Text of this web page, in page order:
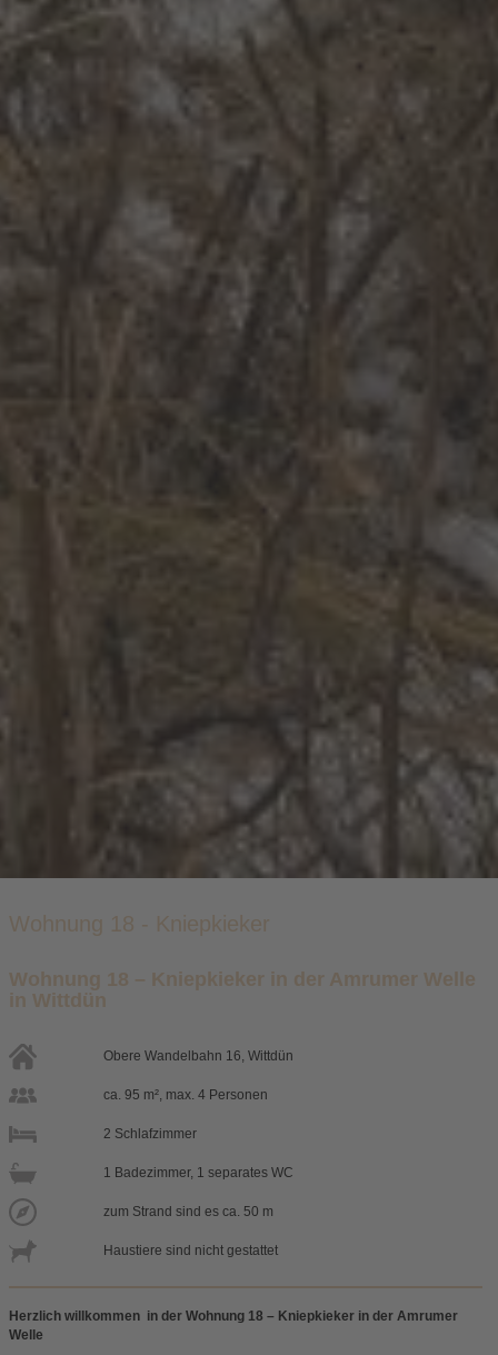
Wohnung 18 - Kniepkieker
Wohnung 18 – Kniepkieker in der Amrumer Welle
in Wittdün
Obere Wandelbahn 16, Wittdün
ca. 95 m², max. 4 Personen
2 Schlafzimmer
1 Badezimmer, 1 separates WC
zum Strand sind es ca. 50 m
Haustiere sind nicht gestattet
Herzlich willkommen in der Wohnung 18 – Kniepkieker in der Amrumer
Welle